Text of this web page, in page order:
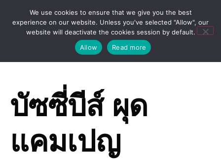
บัซซี่บีส์ ผุด
แคมเปญ
We use cookies to ensure that we give you the best
experience on our website. Unless you've selected "Allow", our
website will deactivate the cookies session by default.
Allow
Read more